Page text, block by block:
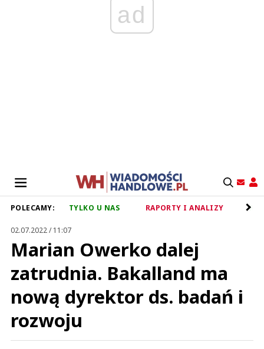
ad
POLECAMY: TYLKO U NAS RAPORTY I ANALIZY
02.07.2022 / 11:07
Marian Owerko dalej
zatrudnia. Bakalland ma
nową dyrektor ds. badań i
rozwoju